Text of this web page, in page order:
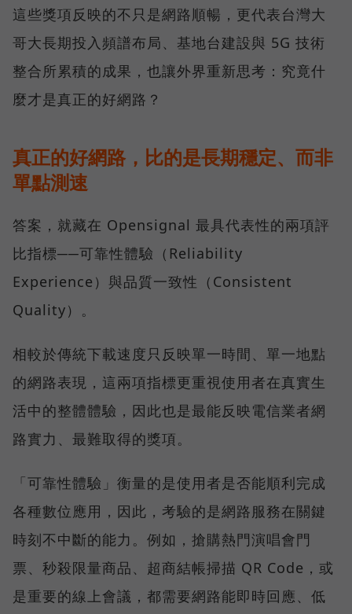
這些獎項反映的不只是網路順暢，更代表台灣大
哥大長期投入頻譜布局、基地台建設與 5G 技術
整合所累積的成果，也讓外界重新思考：究竟什
麼才是真正的好網路？
真正的好網路，比的是長期穩定、而非
單點測速
答案，就藏在 Opensignal 最具代表性的兩項評
比指標──可靠性體驗（Reliability
Experience）與品質一致性（Consistent
Quality）。
相較於傳統下載速度只反映單一時間、單一地點
的網路表現，這兩項指標更重視使用者在真實生
活中的整體體驗，因此也是最能反映電信業者網
路實力、最難取得的獎項。
「可靠性體驗」衡量的是使用者是否能順利完成
各種數位應用，因此，考驗的是網路服務在關鍵
時刻不中斷的能力。例如，搶購熱門演唱會門
票、秒殺限量商品、超商結帳掃描 QR Code，或
是重要的線上會議，都需要網路能即時回應、低